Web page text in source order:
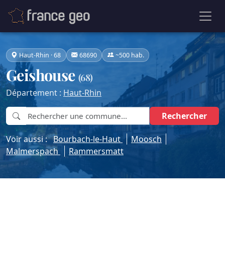
Haut-Rhin · 68 68690 ~500 hab.
Geishouse (68)
Département : Haut-Rhin
Rechercher
Voir aussi :Bourbach-le-Haut
Moosch
Malmerspach
Rammersmatt